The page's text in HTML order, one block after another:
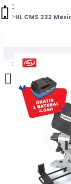
0
Daftar belanja
HL CMS 232